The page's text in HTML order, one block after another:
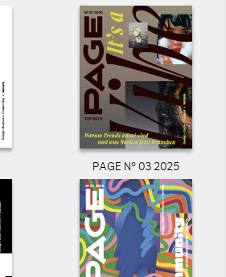
PAGE N° 03 2025